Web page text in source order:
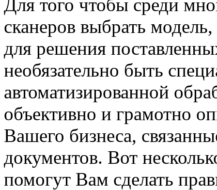
Для того чтобы среди
сканеров выбрать
для решения
необязательно быть
автоматизированной
объективно и грамотно
Вашего бизнеса,
документов. Вот
помогут Вам сделать